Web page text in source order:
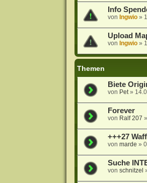
Info
von Ingwio»
Upload
von Ingwio»
Themen
Biete
von Pet»
Forever
von Ralf 207 »
+++27
von marde »
Suche
von schnitzel